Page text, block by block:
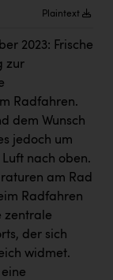
Plaintext
2023: Frische
zur
Radfahren.
dem Wunsch
jedoch um
nach oben.
am Rad
Radfahren
zentrale
der sich
widmet.
eine